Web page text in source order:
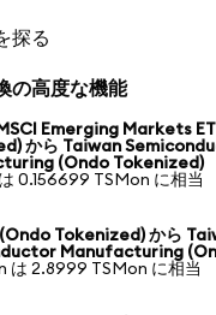
探る
の高度な機能
Emerging Markets
から Taiwan
(Ondo Tokenized)
0.156699 TSMon に相当
Tokenized) から
Manufacturing
は 2.8999 TSMon に相当